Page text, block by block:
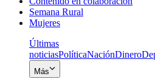
Semana Rural
Mujeres
Últimas
noticiasPolíticaNaciónDinero
Más